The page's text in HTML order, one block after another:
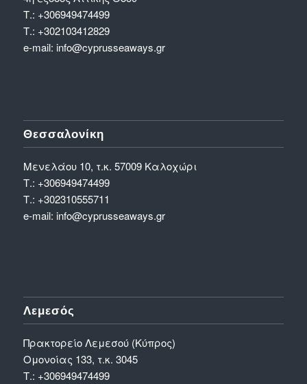
Τ.: +306949474499
Τ.: +302103412829
e-mail: info@cyprusseaways.gr
Θεσσαλονίκη
Μενελάου 10, τ.κ. 57009 Καλοχώρι
Τ.: +306949474499
Τ.: +302310555711
e-mail: info@cyprusseaways.gr
Λεμεσός
Πρακτορείο Λεμεσού (Κύπρος)
Ομονοίας 133, τ.κ. 3045
Τ.: +306949474499